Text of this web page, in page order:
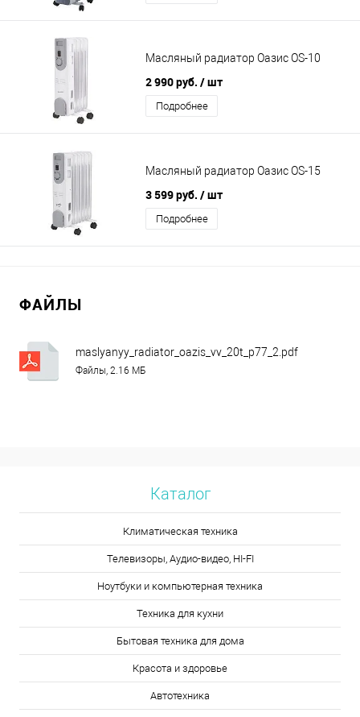
Масляный радиатор Оазис OS-10
2 990 руб. / шт
Подробнее
Масляный радиатор Оазис OS-15
3 599 руб. / шт
Подробнее
ФАЙЛЫ
maslyanyy_radiator_oazis_vv_20t_p77_2.pdf
Файлы, 2.16 МБ
Каталог
Климатическая техника
Телевизоры, Аудио-видео, HI-FI
Ноутбуки и компьютерная техника
Техника для кухни
Бытовая техника для дома
Красота и здоровье
Автотехника